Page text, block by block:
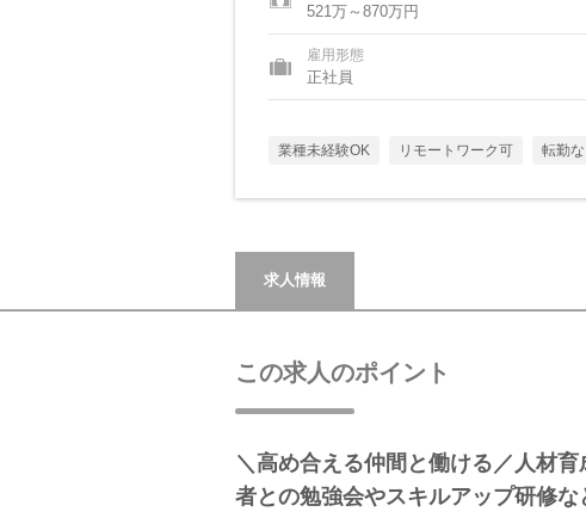
521万～870万円
雇用形態
正社員
業種未経験OK リモートワーク可 転勤な
求人情報
この求人のポイント
＼高め合える仲間と働ける／人材
者との勉強会やスキルアップ研修